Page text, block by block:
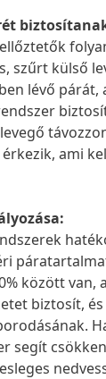
szűrt külső
lévő párát,
ami
között van,
biztosít,
segít